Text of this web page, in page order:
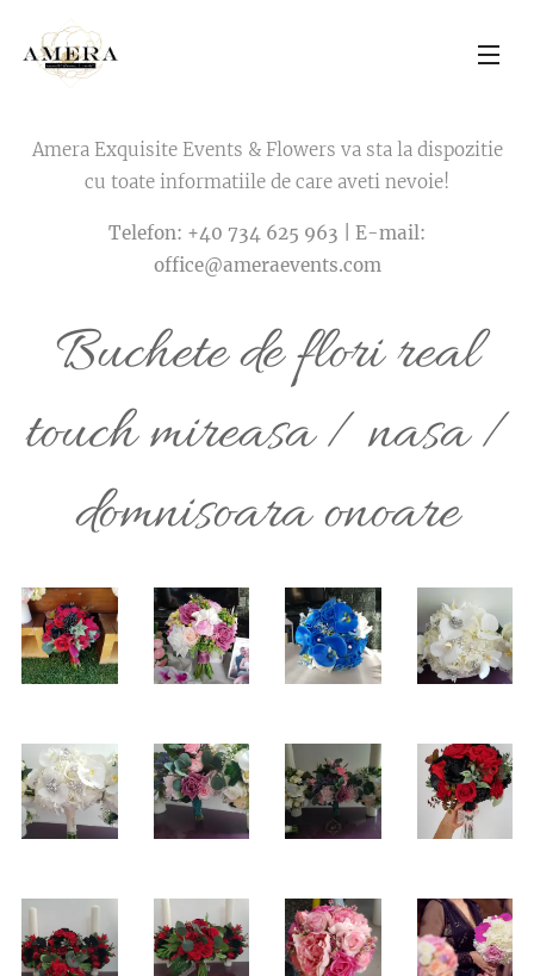
Amera Exquisite Events & Flowers va sta la dispozitie
cu toate informatiile de care aveti nevoie!
Telefon: +40 734 625 963 | E-mail:
office@ameraevents.com
Buchete de flori real
touch mireasa / nasa /
domnisoara onoare